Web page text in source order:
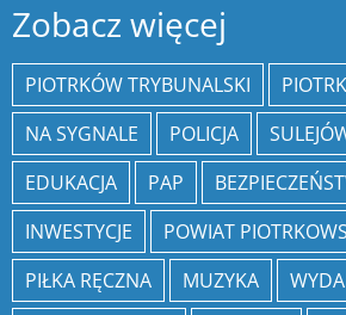
Zobacz więcej
PIOTRKÓW TRYBUNALSKI
NA SYGNALE
POLICJA
EDUKACJA
PAP
INWESTYCJE
POWIAT
PIŁKA RĘCZNA
MUZYKA